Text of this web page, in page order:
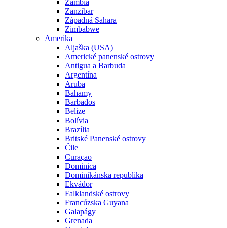
Zambia
Zanzibar
Západná Sahara
Zimbabwe
Amerika
Aljaška (USA)
Americké panenské ostrovy
Antigua a Barbuda
Argentína
Aruba
Bahamy
Barbados
Belize
Bolívia
Brazília
Britské Panenské ostrovy
Čile
Curaçao
Dominica
Dominikánska republika
Ekvádor
Falklandské ostrovy
Francúzska Guyana
Galapágy
Grenada